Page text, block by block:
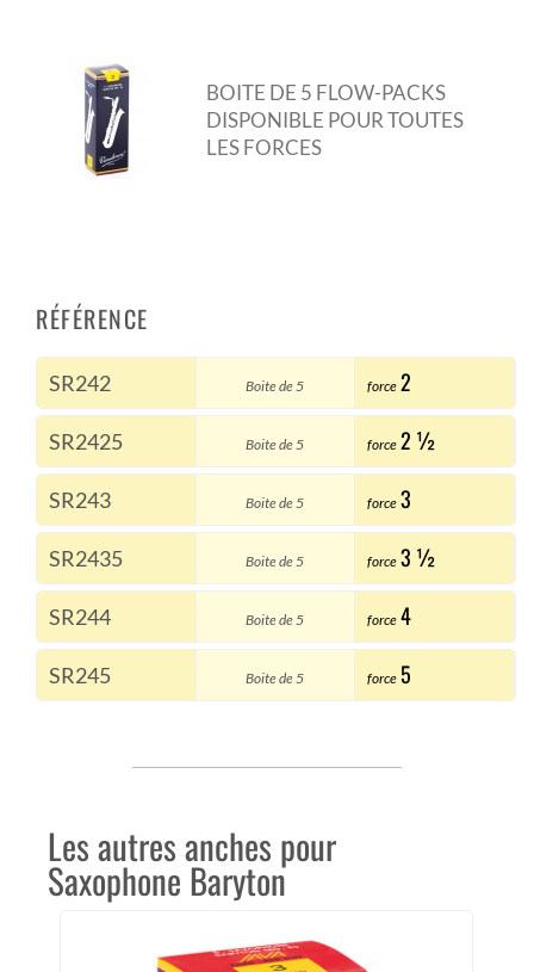
BOITE DE 5 FLOW-PACKS
DISPONIBLE POUR TOUTES
LES FORCES
RÉFÉRENCE
SR242 Boite de 5 force 2
SR2425 Boite de 5 force 2 ½
SR243 Boite de 5 force 3
SR2435 Boite de 5 force 3 ½
SR244 Boite de 5 force 4
SR245 Boite de 5 force 5
Les autres anches pour
Saxophone Baryton